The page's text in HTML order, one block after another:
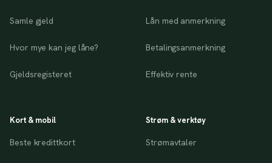
Samle gjeld
Hvor mye kan jeg låne?
Gjeldsregisteret
Lån med anmerkning
Betalingsanmerkning
Effektiv rente
Kort & mobil
Beste kredittkort
Strøm & verktøy
Strømavtaler